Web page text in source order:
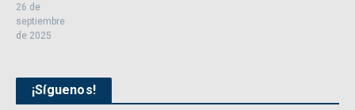
26 de
septiembre
de 2025
¡Síguenos!